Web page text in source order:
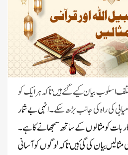
اسلوب بیان کیے گئے ہیں تاکہ ہر ایک کو
کی راہ کی جانب بڑھ سکے ۔ انہی بے شمار
کو مثالوں کے ساتھ سمجھانے کا ہے ۔
مثالیں بیان کی گئ ہیں تاکہ لوگوں کو آسانی